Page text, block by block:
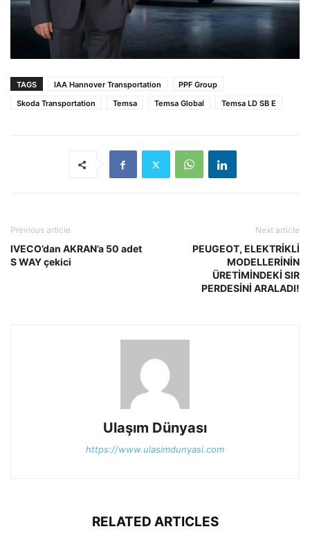
TAGS IAA Hannover Transportation
PPF Group
Skoda Transportation
Temsa Temsa Global Temsa LD SB E
Previous article
IVECO’dan AKRAN’a 50 adet
S WAY çekici
Next article
PEUGEOT, ELEKTRİKLİ
MODELLERİNİN
ÜRETİMİNDEKİ SIR
PERDESİNİ ARALADI!
Ulaşım Dünyası
https://www.ulasimdunyasi.com
RELATED ARTICLES